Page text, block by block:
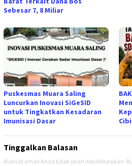
Sebesar 7, 8 Miliar
Puskesmas Muara Saling
Luncurkan Inovasi SiGeSID
untuk Tingkatkan Kesadaran
Imunisasi Dasar
Tinggalkan Balasan
Alamat email Anda tidak akan dipublikasikan.